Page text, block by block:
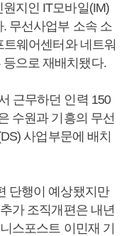
지인 IT모바일(IM)
무선사업부 소속 소
웨어센터와 네트워
으로 재배치됐다.
근무하던 인력 150
수원과 기흥의 무선
사업부문에 배치
단행이 예상됐지만
가 조직개편은 내년
스포스트 이민재 기